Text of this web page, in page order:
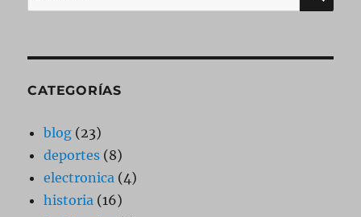
por:
CATEGORÍAS
blog (23)
deportes (8)
electronica (4)
historia (16)